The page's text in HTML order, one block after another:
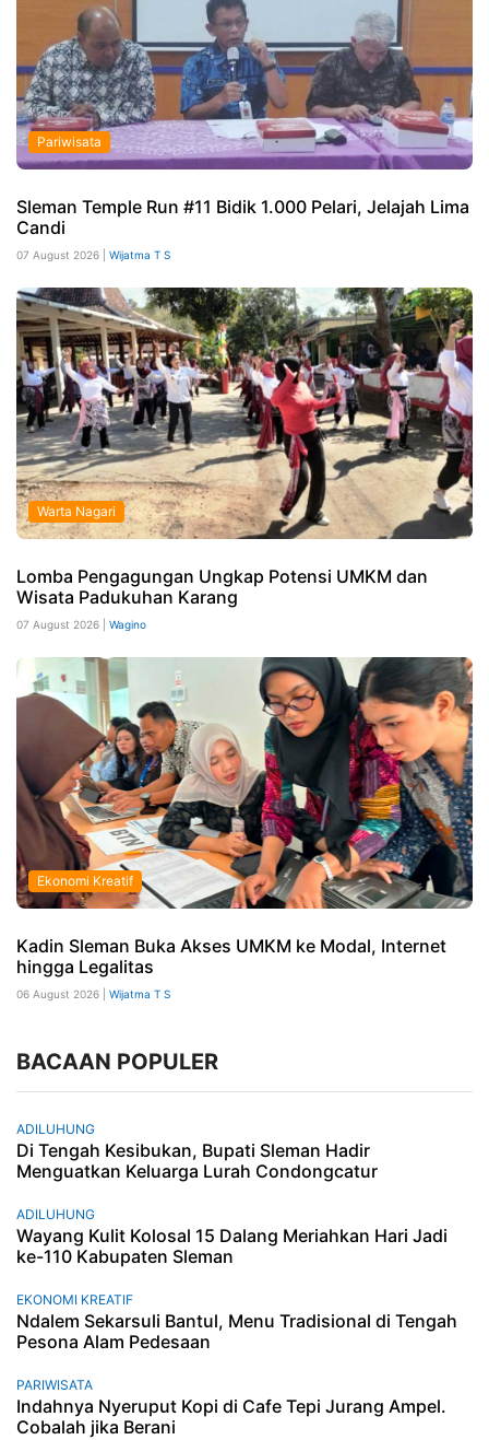
Pariwisata
Sleman Temple Run #11 Bidik 1.000 Pelari, Jelajah Lima
Candi
07 August 2026 | Wijatma T S
Warta Nagari
Lomba Pengagungan Ungkap Potensi UMKM dan
Wisata Padukuhan Karang
07 August 2026 | Wagino
Ekonomi Kreatif
Kadin Sleman Buka Akses UMKM ke Modal, Internet
hingga Legalitas
06 August 2026 | Wijatma T S
BACAAN POPULER
ADILUHUNG
Di Tengah Kesibukan, Bupati Sleman Hadir
Menguatkan Keluarga Lurah Condongcatur
ADILUHUNG
Wayang Kulit Kolosal 15 Dalang Meriahkan Hari Jadi
ke-110 Kabupaten Sleman
EKONOMI KREATIF
Ndalem Sekarsuli Bantul, Menu Tradisional di Tengah
Pesona Alam Pedesaan
PARIWISATA
Indahnya Nyeruput Kopi di Cafe Tepi Jurang Ampel.
Cobalah jika Berani